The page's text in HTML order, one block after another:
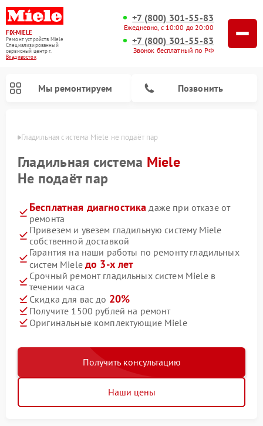
FIX-MIELE
Ремонт устройств Miele
Специализированный
cервисный центр г.
Владивосток
+7 (800) 301-55-83
Ежедневно, с 10:00 до 20:00
+7 (800) 301-55-83
Звонок бесплатный по РФ
Мы ремонтируем Позвонить
Гладильная система Miele не подаёт пар
Гладильная система Miele
Не подаёт пар
Бесплатная диагностика даже при отказе от
ремонта
Привезем и увезем гладильную систему Miele
собственной доставкой
Гарантия на наши работы по ремонту гладильных
систем Miele до 3-х лет
Срочный ремонт гладильных систем Miele в
течении часа
Скидка для вас до 20%
Получите 1500 рублей на ремонт
Оригинальные комплектующие Miele
Получить консультацию
Наши цены